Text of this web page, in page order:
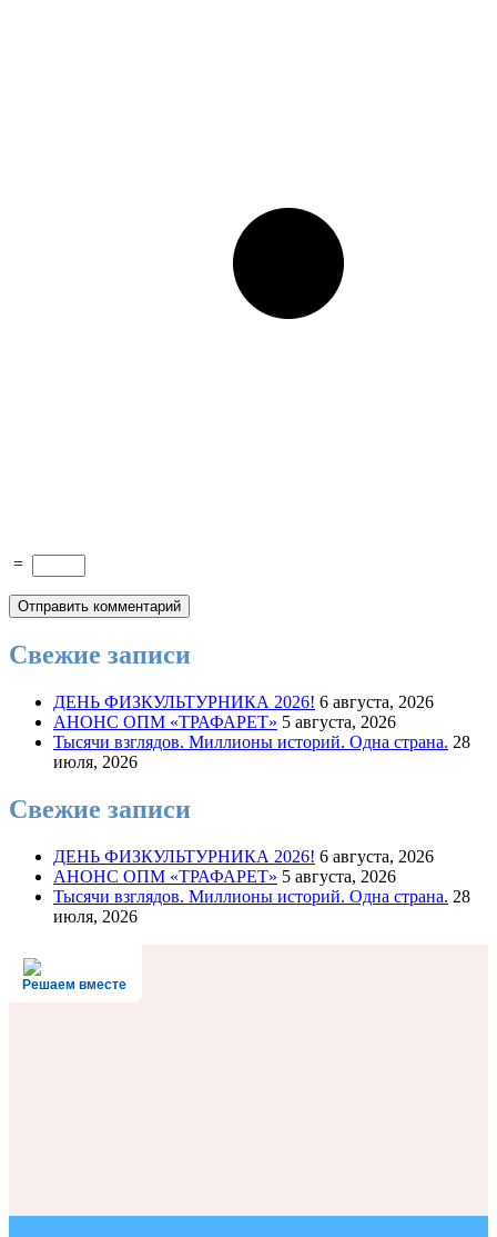
=
Свежие записи
ДЕНЬ ФИЗКУЛЬТУРНИКА 2026! 6 августа, 2026
АНОНС ОПМ «ТРАФАРЕТ» 5 августа, 2026
Тысячи взглядов. Миллионы историй. Одна страна. 28
июля, 2026
Свежие записи
ДЕНЬ ФИЗКУЛЬТУРНИКА 2026! 6 августа, 2026
АНОНС ОПМ «ТРАФАРЕТ» 5 августа, 2026
Тысячи взглядов. Миллионы историй. Одна страна. 28
июля, 2026
Решаем вместе